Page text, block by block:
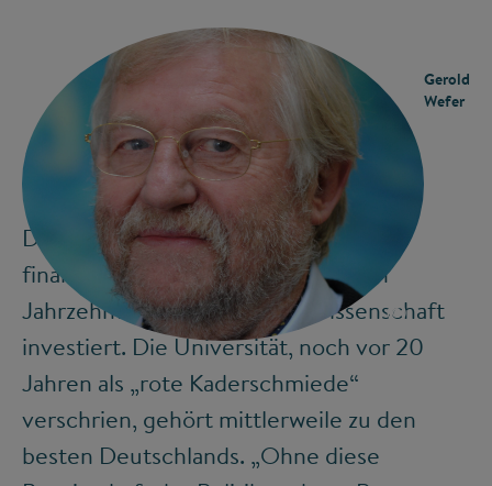
©
Gerold
Wefer
Das Land Bremen hat, obwohl
finanzschwach, in den vergangenen
Jahrzehnten konsequent in Wissenschaft
investiert. Die Universität, noch vor 20
Jahren als „rote Kaderschmiede“
verschrien, gehört mittlerweile zu den
besten Deutschlands. „Ohne diese